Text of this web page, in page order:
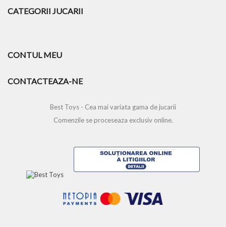
CATEGORII JUCARII
CONTUL MEU
CONTACTEAZA-NE
Best Toys - Cea mai variata gama de jucarii
Comenzile se proceseaza exclusiv online.